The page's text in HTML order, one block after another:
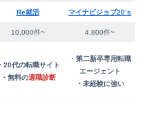
Re就活 マイナビジョブ20’s
10,000件~ 4,800件~
・20代の転職サイト
・無料の適職診断
・第二新卒専用転職
エージェント
・未経験に強い